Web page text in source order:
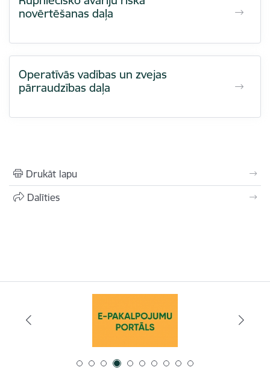
novērtēšanas daļa
Operatīvās vadības un zvejas
pārraudzības daļa
Drukāt lapu
Dalīties